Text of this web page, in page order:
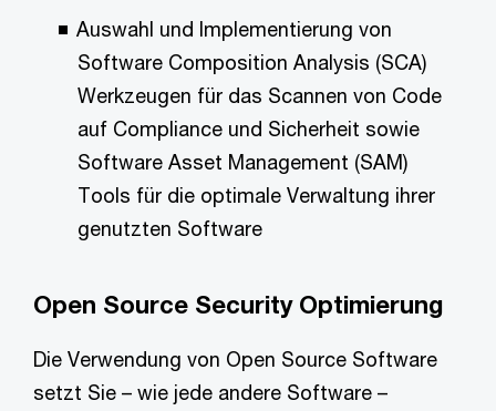
Auswahl und Implementierung von
Software Composition Analysis (SCA)
Werkzeugen für das Scannen von Code
auf Compliance und Sicherheit sowie
Software Asset Management (SAM)
Tools für die optimale Verwaltung ihrer
genutzten Software
Open Source Security Optimierung
Die Verwendung von Open Source Software
setzt Sie – wie jede andere Software –